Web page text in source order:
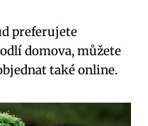
preferujete
domova, můžete
také online.